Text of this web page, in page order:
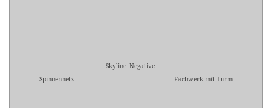
Spinnennetz
Skyline_Negative
Fachwerk mit Turm